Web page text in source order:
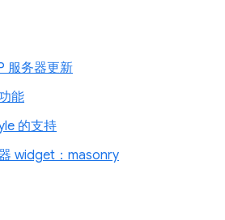
服务器更新
能
的支持
widget：masonry